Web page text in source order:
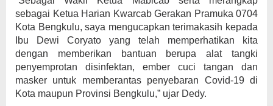
sebagai Ketua Harian Kwarcab Gerakan Pramuka 0704
Kota Bengkulu, saya mengucapkan terimakasih kepada
Ibu Dewi Coryato yang telah memperhatikan kita
dengan memberikan bantuan berupa alat tangki
penyemprotan disinfektan, ember cuci tangan dan
masker untuk memberantas penyebaran Covid-19 di
Kota maupun Provinsi Bengkulu,” ujar Dedy.